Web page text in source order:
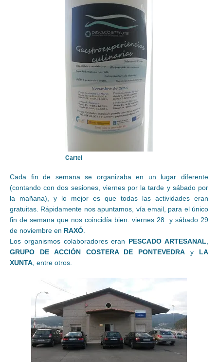
Cartel
Cada fin de semana se organizaba en un lugar diferente
(contando con dos sesiones, viernes por la tarde y sábado por
la mañana), y lo mejor es que todas las actividades eran
gratuitas. Rápidamente nos apuntamos, vía email, para el único
fin de semana que nos coincidía bien: viernes 28 y sábado 29
de noviembre en RAXÓ
Los organismos colaboradores eran PESCADO ARTESANAL
GRUPO DE ACCIÓN COSTERA DE PONTEVEDRA y LA
XUNTA , entre otros.